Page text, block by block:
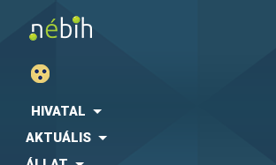
HIVATAL
AKTUÁLIS